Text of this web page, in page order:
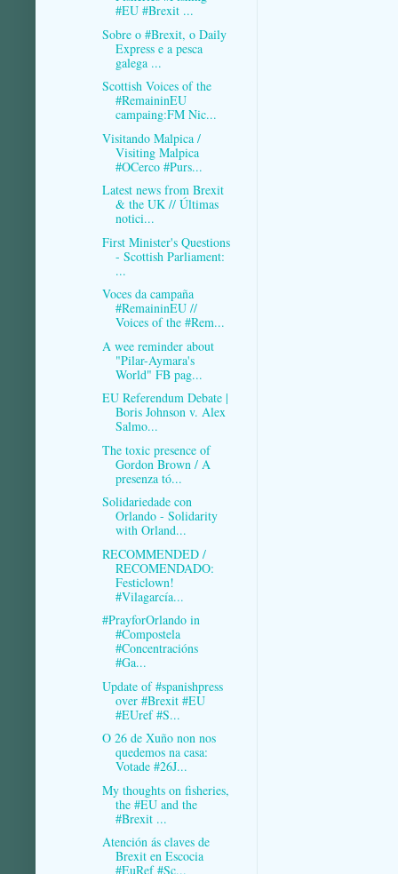
#EU #Brexit ...
Sobre o #Brexit, o Daily
Express e a pesca
galega ...
Scottish Voices of the
#RemaininEU
campaing:FM Nic...
Visitando Malpica /
Visiting Malpica
#OCerco #Purs...
Latest news from Brexit
& the UK // Últimas
notici...
First Minister's Questions
- Scottish Parliament:
...
Voces da campaña
#RemaininEU //
Voices of the #Rem...
A wee reminder about
"Pilar-Aymara's
World" FB pag...
EU Referendum Debate |
Boris Johnson v. Alex
Salmo...
The toxic presence of
Gordon Brown / A
presenza tó...
Solidariedade con
Orlando - Solidarity
with Orland...
RECOMMENDED /
RECOMENDADO:
Festiclown!
#Vilagarcía...
#PrayforOrlando in
#Compostela
#Concentracións
#Ga...
Update of #spanishpress
over #Brexit #EU
#EUref #S...
O 26 de Xuño non nos
quedemos na casa:
Votade #26J...
My thoughts on fisheries,
the #EU and the
#Brexit ...
Atención ás claves de
Brexit en Escocia
#EuRef #Sc...